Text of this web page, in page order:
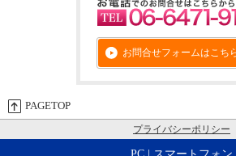
お問合せフォームはこち
PAGETOP
プライバシーポリシー